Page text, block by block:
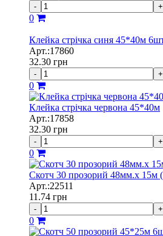
- +
0
Клейка стрічка синя 45*40м
Арт.:17860
32.30 грн
- +
0
Клейка стрічка червона 45*40м
Арт.:17858
32.30 грн
- +
0
Скотч 30 прозорий 48мм.х 15м
Арт.:22511
11.74 грн
- +
0